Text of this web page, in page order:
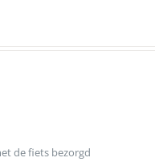
de fiets bezorgd